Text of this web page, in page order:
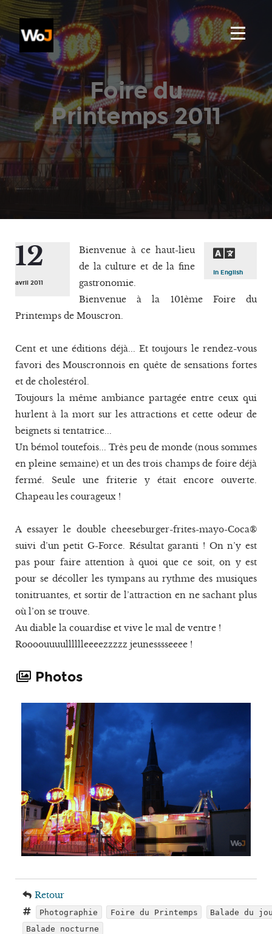
Foire du
Printemps 2011
12
avril 2011
In English
Bienvenue à ce haut-lieu
de la culture et de la fine
gastronomie.
Bienvenue à la 101ème Foire du
Printemps de Mouscron.
Cent et une éditions déjà... Et toujours le rendez-vous
favori des Mouscronnois en quête de sensations fortes
et de cholestérol.
Toujours la même ambiance partagée entre ceux qui
hurlent à la mort sur les attractions et cette odeur de
beignets si tentatrice...
Un bémol toutefois... Très peu de monde (nous sommes
en pleine semaine) et un des trois champs de foire déjà
fermé. Seule une friterie y était encore ouverte.
Chapeau les courageux !
A essayer le double cheeseburger-frites-mayo-Coca®
suivi d’un petit G-Force. Résultat garanti ! On n’y est
pas pour faire attention à quoi que ce soit, on y est
pour se décoller les tympans au rythme des musiques
tonitruantes, et sortir de l’attraction en ne sachant plus
où l’on se trouve.
Au diable la couardise et vive le mal de ventre !
Roooouuuulllllleeeezzzzz jeunesssseeee !
Photos
Retour
Photographie Foire du Printemps
Balade du
Balade nocturne